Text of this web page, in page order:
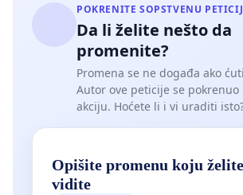
POKRENITE SOPSTVENU
Da li želite nešto da
promenite?
Promena se ne događa ako
Autor ove peticije se
akciju. Hoćete li i vi uraditi
Opišite promenu koju
vidite